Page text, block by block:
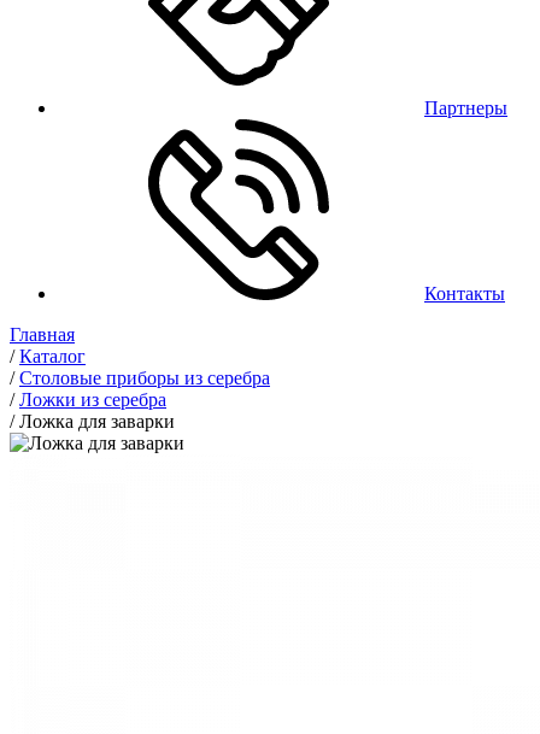
Партнеры
Контакты
Главная
/Каталог
/Столовые приборы из серебра
/Ложки из серебра
/Ложка для заварки